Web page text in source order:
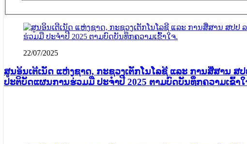
22/07/2025
ສູນອິນເຕີເນັດ ແຫ່ງຊາດ, ກະຊວງເຕັກໂນໂລຊີ ແລະ ການສື່ສານ
ປະຕິບັດແຜນການຮ່ວມມື ປະຈຳປີ 2025 ຕາມບົດບັນທຶກຄວາມເຂົ້າໃ